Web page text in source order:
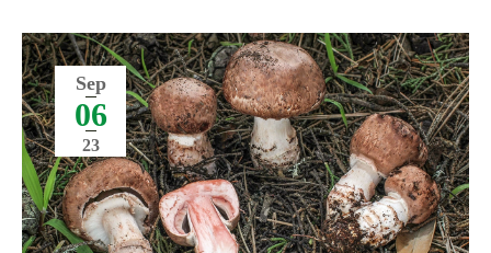
Sep
06
23